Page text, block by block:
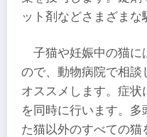
ット剤などさまざまな
子猫や妊娠中の猫に
ので、動物病院で相談
オススメします。症
を同時に行います。
た猫以外のすべての